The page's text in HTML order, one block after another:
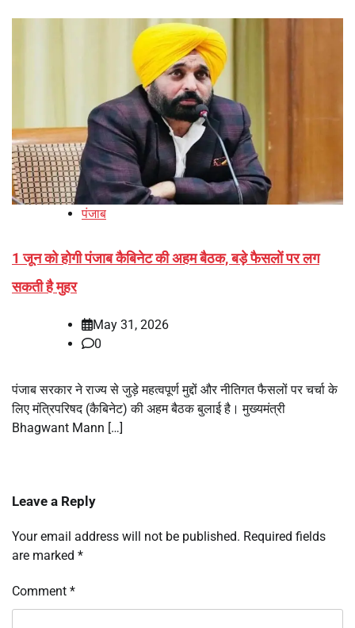
पंजाब
1 जून को होगी पंजाब कैबिनेट की अहम बैठक, बड़े फैसलों पर लग
सकती है मुहर
May 31, 2026
0
पंजाब सरकार ने राज्य से जुड़े महत्वपूर्ण मुद्दों और नीतिगत फैसलों पर चर्चा के
लिए मंत्रिपरिषद (कैबिनेट) की अहम बैठक बुलाई है। मुख्यमंत्री
Bhagwant Mann […]
Leave a Reply
Your email address will not be published. Required fields
are marked *
Comment *